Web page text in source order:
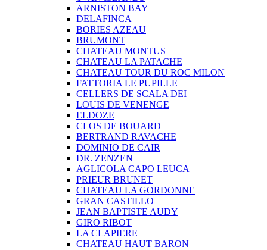
ARNISTON BAY
DELAFINCA
BORIES AZEAU
BRUMONT
CHATEAU MONTUS
CHATEAU LA PATACHE
CHATEAU TOUR DU ROC MILON
FATTORIA LE PUPILLE
CELLERS DE SCALA DEI
LOUIS DE VENENGE
ELDOZE
CLOS DE BOUARD
BERTRAND RAVACHE
DOMINIO DE CAIR
DR. ZENZEN
AGLICOLA CAPO LEUCA
PRIEUR BRUNET
CHATEAU LA GORDONNE
GRAN CASTILLO
JEAN BAPTISTE AUDY
GIRO RIBOT
LA CLAPIERE
CHATEAU HAUT BARON